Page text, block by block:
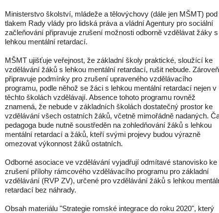
Ministerstvo školství, mládeže a tělovýchovy (dále jen MŠMT) pod
tlakem Rady vlády pro lidská práva a vládní Agentury pro sociální
začleňování připravuje zrušení možnosti odborně vzdělávat žáky s
lehkou mentální retardací.
MŠMT ujišťuje veřejnost, že základní školy praktické, sloužící ke
vzdělávání žáků s lehkou mentální retardací, rušit nebude. Zároveň
připravuje podmínky pro zrušení upraveného vzdělávacího
programu, podle něhož se žáci s lehkou mentální retardací nejen v
těchto školách vzdělávají. Absence tohoto programu rovněž
znamená, že nebude v základních školách dostatečný prostor ke
vzdělávání všech ostatních žáků, včetně mimořádně nadaných.
pedagoga bude nutně soustředěn na zohledňování žáků s lehkou
mentální retardací a žáků, kteří svými projevy budou výrazně
omezovat výkonnost žáků ostatních.
Odborné asociace ve vzdělávání vyjadřují odmítavé stanovisko ke
zrušení přílohy rámcového vzdělávacího programu pro základní
vzdělávání (RVP ZV), určené pro vzdělávání žáků s lehkou
retardací bez náhrady.
Obsah materiálu "Strategie romské integrace do roku 2020", který